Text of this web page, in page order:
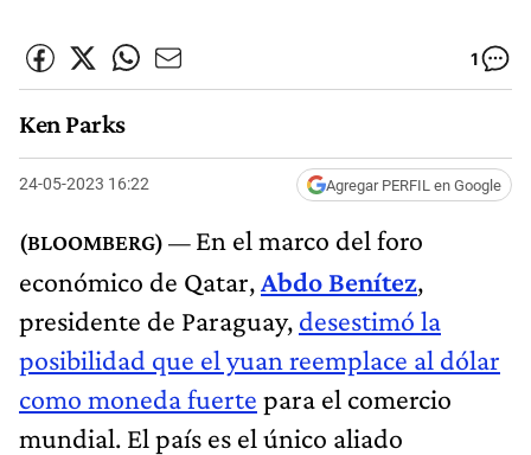
1
Ken Parks
24-05-2023 16:22 Agregar PERFIL en Google
En el marco del foro
económico de Qatar,Abdo Benítez,
presidente de Paraguay, desestimó la
posibilidad que el yuan reemplace al dólar
como moneda fuerte para el comercio
mundial. El país es el único aliado